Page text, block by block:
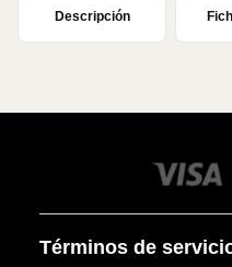
Descripción
Términos de